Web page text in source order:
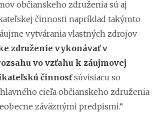
občianskeho združenia sú aj
činnosti napríklad takýmto
vytvárania vlastných zdrojov
združenie vykonávať v
vo vzťahu k záujmovej
činnosťsúvisiacu so
cieľa občianskeho združenia
záväznými predpismi.“